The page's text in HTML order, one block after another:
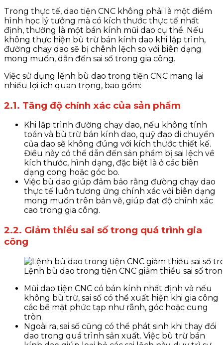
Trong thực tế, dao tiện CNC không phải là một điểm
hình học lý tưởng mà có kích thước thực tế nhất
định, thường là một bán kính mũi dao cụ thể. Nếu
không thực hiện bù trừ bán kính dao khi lập trình,
đường chạy dao sẽ bị chênh lệch so với biên dạng
mong muốn, dẫn đến sai số trong gia công.
Việc sử dụng lệnh bù dao trong tiện CNC mang lại
nhiều lợi ích quan trọng, bao gồm:
2.1. Tăng độ chính xác của sản phẩm
Khi lập trình đường chạy dao, nếu không tính
toán và bù trừ bán kính dao, quỹ đạo di chuyển
của dao sẽ không đúng với kích thước thiết kế.
Điều này có thể dẫn đến sản phẩm bị sai lệch về
kích thước, hình dạng, đặc biệt là ở các biên
dạng cong hoặc góc bo.
Việc bù dao giúp đảm bảo rằng đường chạy dao
thực tế luôn tương ứng chính xác với biên dạng
mong muốn trên bản vẽ, giúp đạt độ chính xác
cao trong gia công.
2.2. Giảm thiểu sai số trong quá trình gia
công
Lệnh bù dao trong tiện CNC giảm thiểu sai số
Mũi dao tiện CNC có bán kính nhất định và nếu
không bù trừ, sai số có thể xuất hiện khi gia công
các bề mặt phức tạp như rãnh, góc hoặc cung
tròn.
Ngoài ra, sai số cũng có thể phát sinh khi thay đổi
dao trong quá trình sản xuất. Việc bù trừ bán